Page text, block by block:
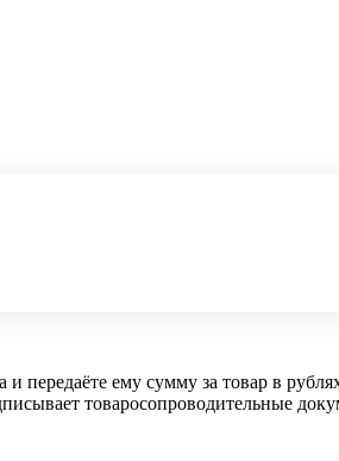
передаёте ему сумму за товар в
товаросопроводительные